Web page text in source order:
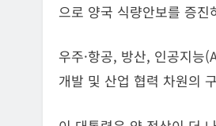
으로 양국 식량안보를 증
우주·항공, 방산, 인공지능
개발 및 산업 협력 차원의